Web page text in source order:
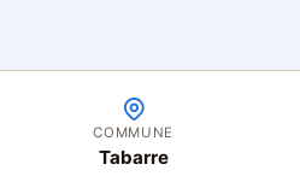
COMMUNE
Tabarre